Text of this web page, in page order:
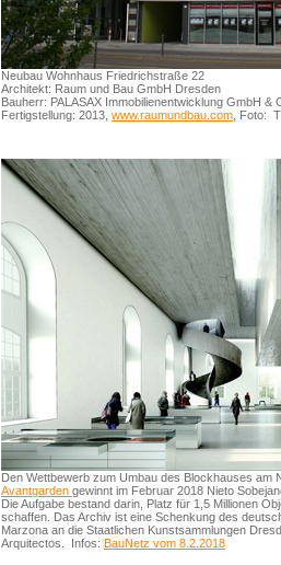
Neubau Wohnhaus Friedrichstraße 22
Architekt: Raum und Bau GmbH Dresden
Bauherr: PALASAX Immobilienentwicklung GmbH &
Fertigstellung: 2013, www.raumundbau.com , Foto:
Den Wettbewerb zum Umbau des Blockhauses am
Avantgarden gewinnt im Februar 2018 Nieto
Die Aufgabe bestand darin, Platz für 1,5 Millionen
schaffen. Das Archiv ist eine Schenkung des
Marzona an die Staatlichen Kunstsammlungen
Arquitectos. Infos: BauNetz vom 8.2.2018